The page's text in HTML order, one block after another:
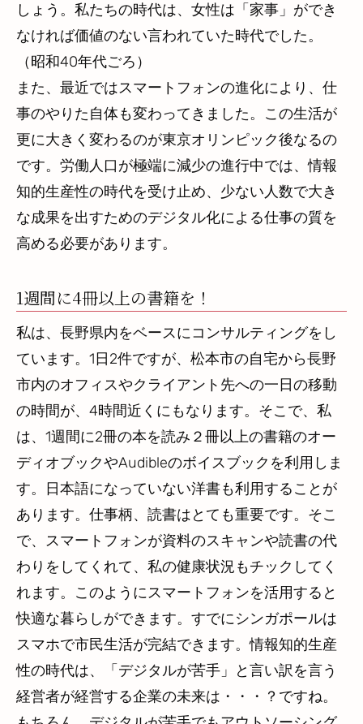
しょう。私たちの時代は、女性は「家事」ができ
なければ価値のない言われていた時代でした。
（昭和40年代ごろ）
また、最近ではスマートフォンの進化により、仕
事のやりた自体も変わってきました。この生活が
更に大きく変わるのが東京オリンピック後なるの
です。労働人口が極端に減少の進行中では、情報
知的生産性の時代を受け止め、少ない人数で大き
な成果を出すためのデジタル化による仕事の質を
高める必要があります。
1週間に4冊以上の書籍を！
私は、長野県内をベースにコンサルティングをし
ています。1日2件ですが、松本市の自宅から長野
市内のオフィスやクライアント先への一日の移動
の時間が、4時間近くにもなります。そこで、私
は、1週間に2冊の本を読み２冊以上の書籍のオー
ディオブックやAudibleのボイスブックを利用しま
す。日本語になっていない洋書も利用することが
あります。仕事柄、読書はとても重要です。そこ
で、スマートフォンが資料のスキャンや読書の代
わりをしてくれて、私の健康状況もチックしてく
れます。このようにスマートフォンを活用すると
快適な暮らしができます。すでにシンガポールは
スマホで市民生活が完結できます。情報知的生産
性の時代は、「デジタルが苦手」と言い訳を言う
経営者が経営する企業の未来は・・・？ですね。